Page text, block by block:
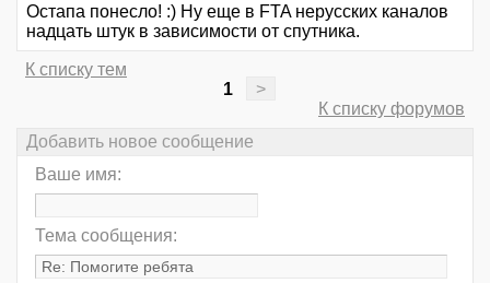
Остапа понесло! :) Ну еще в FTA нерусских каналов
надцать штук в зависимости от спутника.
К списку тем
1
>
К списку форумов
Добавить новое сообщение
Ваше имя:
Тема сообщения: